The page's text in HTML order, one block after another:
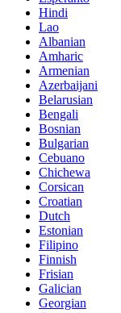
Hindi
Lao
Albanian
Amharic
Armenian
Azerbaijani
Belarusian
Bengali
Bosnian
Bulgarian
Cebuano
Chichewa
Corsican
Croatian
Dutch
Estonian
Filipino
Finnish
Frisian
Galician
Georgian